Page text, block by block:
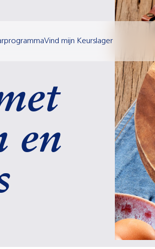
Vind mijn Keurslager
en